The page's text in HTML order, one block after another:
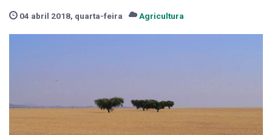
04 abril 2018, quarta-feira Agricultura